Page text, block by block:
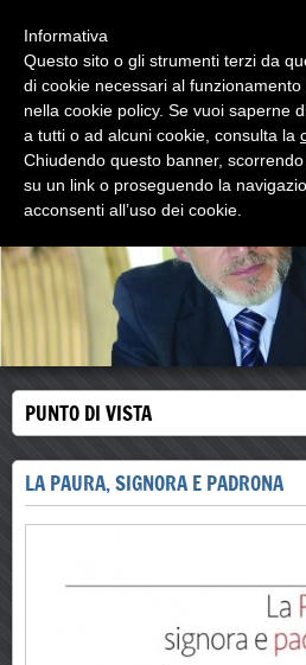
walter comello
psicologo psicoterapeuta
PUNTO DI VISTA
LA PAURA, SIGNORA E PADRONA
Informativa
Questo sito o gli strumenti terzi da
di cookie necessari al
nella cookie policy. Se vuoi saperne
a tutti o ad alcuni cookie, consulta la
Chiudendo questo banner,
su un link o proseguendo la
acconsenti all’uso dei cookie.